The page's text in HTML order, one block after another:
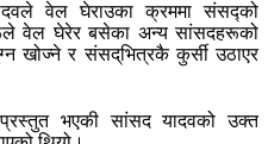
वेल घेराउका क्रममा संसद्को
वेल घेरेर बसेका अन्य सांसदहरूको
खोज्ने र संसद्‌भित्रकै कुर्सी उठाएर
भएकी सांसद यादवको उक्त